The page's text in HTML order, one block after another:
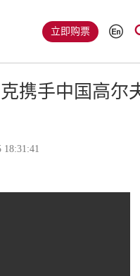
立即购票
携手中国高尔
18:31:41